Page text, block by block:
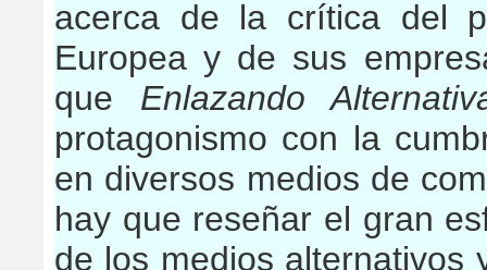
acerca de la crítica del
Europea y de sus
que Enlazando
protagonismo con la
en diversos medios de
hay que reseñar el gran
de los medios alternativos